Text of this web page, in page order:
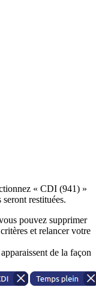
« CDI (941) »
restituées.
pouvez supprimer
et relancer votre
de la façon